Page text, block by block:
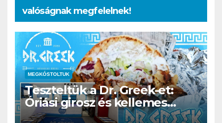
valóságnak megfelelnek!
MEGKÓSTOLTUK
Teszteltük a Dr. Greek-et:
Óriási girosz és kellemes
kerthelyiség Csepel szívében